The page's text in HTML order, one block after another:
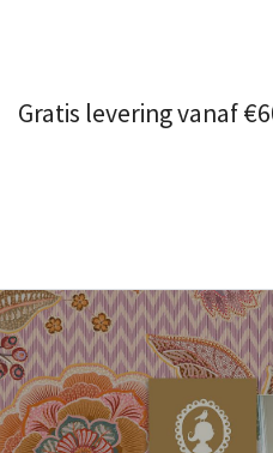
Gratis levering vanaf